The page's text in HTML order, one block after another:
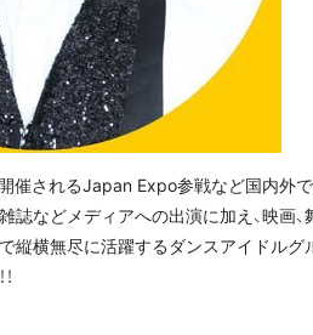
催されるJapan Expo参戦など国内外
誌などメディアへの出演に加え、映画、
縦横無尽に活躍するダンスアイドルグ